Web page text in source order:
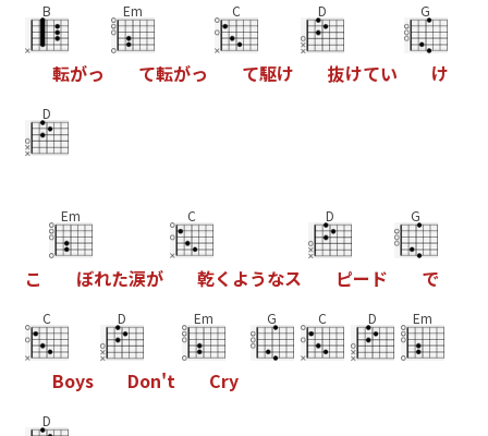
B
転がっ
Em
て転がっ
C
て駆け
D
抜けてい
G
け
D
こ
Em
ぼれた涙が
C
乾く ようなス
D
ピー ド
G
で
C
Boys
D
Don't
Em
Cry
G C D Em
D